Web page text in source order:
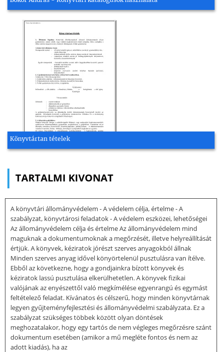
Könyvtártan tételek
TARTALMI KIVONAT
A könyvtári állományvédelem - A védelem célja, értelme - A
szabályzat, könyvtárosi feladatok - A védelem eszközei, lehetőségei
Az állományvédelem célja és értelme Az állományvédelem mind
maguknak a dokumentumoknak a megőrzését, illetve helyreállítását
értjük. A könyvek, kéziratok jórészt szerves anyagokból állnak
Minden szerves anyag idővel könyörtelenül pusztulásra van ítélve.
Ebből az következne, hogy a gondjainkra bízott könyvek és
kéziratok lassú pusztulása elkerülhetetlen. A könyvek fizikai
valójának az enyészettől való megkímélése egyenrangú és egymást
feltételező feladat. Kívánatos és célszerű, hogy minden könyvtárnak
legyen gyűjteményfejlesztési és állományvédelmi szabályzata. Ez a
szabályzat szükséges többek között olyan döntések
meghozatalakor, hogy egy tartós de nem végleges megőrzésre szánt
dokumentum esetében (amikor a mű megléte fontos és nem az
adott kiadás), ha az